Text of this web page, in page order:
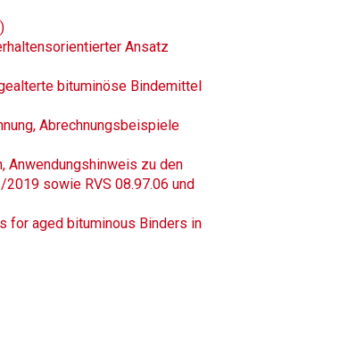
Ansatz
bituminöse Bindemittel
Abrechnungsbeispiele
Anwendungshinweis zu den
2019 sowie RVS 08.97.06 und
for aged bituminous Binders in